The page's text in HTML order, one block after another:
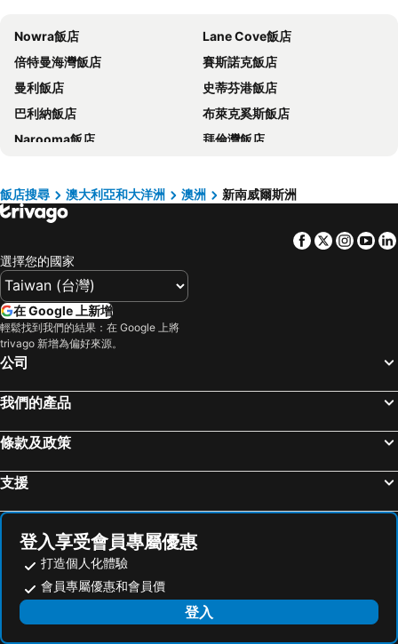
桃園地區飯店
基隆飯店
新竹地區飯店
澎湖飯店
苗栗縣飯店
金門飯店
彰化地區飯店
雲林飯店
台灣飯店
近畿飯店
澳門飯店
濟州飯店
京都府飯店
Nowra飯店
Lane Cove飯店
倍特曼海灣飯店
賽斯諾克飯店
曼利飯店
史蒂芬港飯店
巴利納飯店
布萊克奚斯飯店
Narooma飯店
拜倫灣飯店
Cowra飯店
Bateau Bay飯店
Armidale飯店
臥龍崗飯店
鮑勒爾飯店
利斯莫爾飯店
Wauchope飯店
Sussex Inlet飯店
亞姆巴飯店
Huskisson飯店
瓦加瓦加飯店
Medlow Bath飯店
South West Rocks飯店
飯店搜尋 澳大利亞和大洋洲 澳洲 新南威爾斯洲
Facebook
Twitter
選擇您的國家
在 Google 上新增
輕鬆找到我們的結果：在 Google 上將
trivago 新增為偏好來源。
公司
我們的產品
條款及政策
支援
登入享受會員專屬優惠
打造個人化體驗
會員專屬優惠和會員價
登入